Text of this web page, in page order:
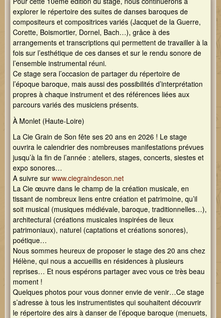
Concert des 20 ans
Les 20 ans de Galouvielle en images
Mot de passe
Demander un nouveau mot de passe
Formulaire de recherche
Rechercher
explorer le répertoire des suites de danses baroques de
compositeurs et compositrices variés (Jacquet de la Guerre,
Corette, Boismortier, Dornel, Bach…), grâce à des
arrangements et transcriptions qui permettent de travailler à la
fois sur l’esthétique de ces danses et sur le rendu sonore de
l’ensemble instrumental réuni.
Ce stage sera l’occasion de partager du répertoire de
l’époque baroque, mais aussi des possibilités d’interprétation
propres à chaque instrument et des références liées aux
parcours variés des musiciens présents.
À Monlet (Haute-Loire)
La Cie Grain de Son fête ses 20 ans en 2026 ! Le stage
ouvrira le calendrier des nombreuses manifestations prévues
jusqu’à la fin de l’année : ateliers, stages, concerts, siestes et
expo sonores…
A suivre sur www.ciegraindeson.net
La Cie œuvre dans le champ de la création musicale, en
tissant de nombreux liens entre création et patrimoine, qu’il
soit musical (musiques médiévale, baroque, traditionnelles…),
architectural (créations musicales inspirées de lieux
patrimoniaux), naturel (captations et créations sonores),
poétique…
Nous sommes heureux de proposer le stage des 20 ans chez
Hélène, qui nous a accueillis en résidences à plusieurs
reprises… Et nous espérons partager avec vous ce très beau
moment !
Quelques photos pour vous donner envie de venir…Ce stage
s’adresse à tous les instrumentistes qui souhaitent découvrir
le répertoire des airs à danser de l’époque baroque (menuets,